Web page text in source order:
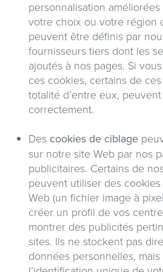
personnalisation améliorées
votre choix ou votre région
peuvent être définis par
fournisseurs tiers dont les
ajoutés à nos pages. Si
ces cookies, certains de
totalité d’entre eux,
correctement.
Des cookies de ciblage
sur notre site Web par nos
publicitaires. Certains de
peuvent utiliser des
Web (un fichier image à
créer un profil de vos
montrer des publicités
sites. Ils ne stockent pas
données personnelles,